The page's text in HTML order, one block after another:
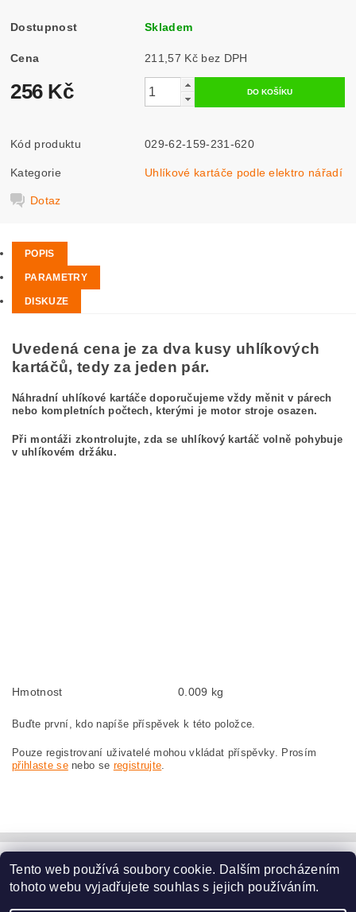
Dostupnost Skladem
Cena 211,57 Kč bez DPH
256 Kč
Kód produktu 029-62-159-231-620
Kategorie Uhlíkové kartáče podle elektro nářadí
Dotaz
POPIS
PARAMETRY
DISKUZE
Uvedená cena je za dva kusy uhlíkových
kartáčů, tedy za jeden pár.
Náhradní uhlíkové kartáče doporučujeme vždy měnit v párech
nebo kompletních počtech, kterými je motor stroje osazen.
Při montáži zkontrolujte, zda se uhlíkový kartáč volně pohybuje
v uhlíkovém držáku.
Hmotnost 0.009 kg
Buďte první, kdo napíše příspěvek k této položce.
Pouze registrovaní uživatelé mohou vkládat příspěvky. Prosím
přihlaste senebo se registrujte.
www.dodilny.cz
Tento web používá soubory cookie. Dalším procházením
tohoto webu vyjadřujete souhlas s jejich používáním.